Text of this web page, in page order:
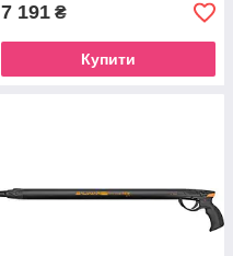
7 191 ₴
Купити